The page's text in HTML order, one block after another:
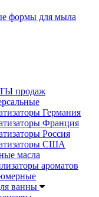
формы для мыла
продаж
Германия
Франция
Россия
США
масла
ароматов
ванны